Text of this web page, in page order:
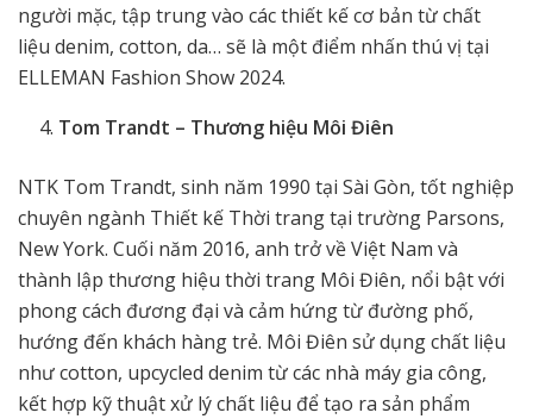
người mặc, tập trung vào các thiết kế cơ bản từ chất
liệu denim, cotton, da… sẽ là một điểm nhấn thú vị tại
ELLEMAN Fashion Show 2024.
Tom Trandt – Thương hiệu Môi Điên
NTK Tom Trandt, sinh năm 1990 tại Sài Gòn, tốt nghiệp
chuyên ngành Thiết kế Thời trang tại trường Parsons,
New York. Cuối năm 2016, anh trở về Việt Nam và
thành lập thương hiệu thời trang Môi Điên, nổi bật với
phong cách đương đại và cảm hứng từ đường phố,
hướng đến khách hàng trẻ. Môi Điên sử dụng chất liệu
như cotton, upcycled denim từ các nhà máy gia công,
kết hợp kỹ thuật xử lý chất liệu để tạo ra sản phẩm